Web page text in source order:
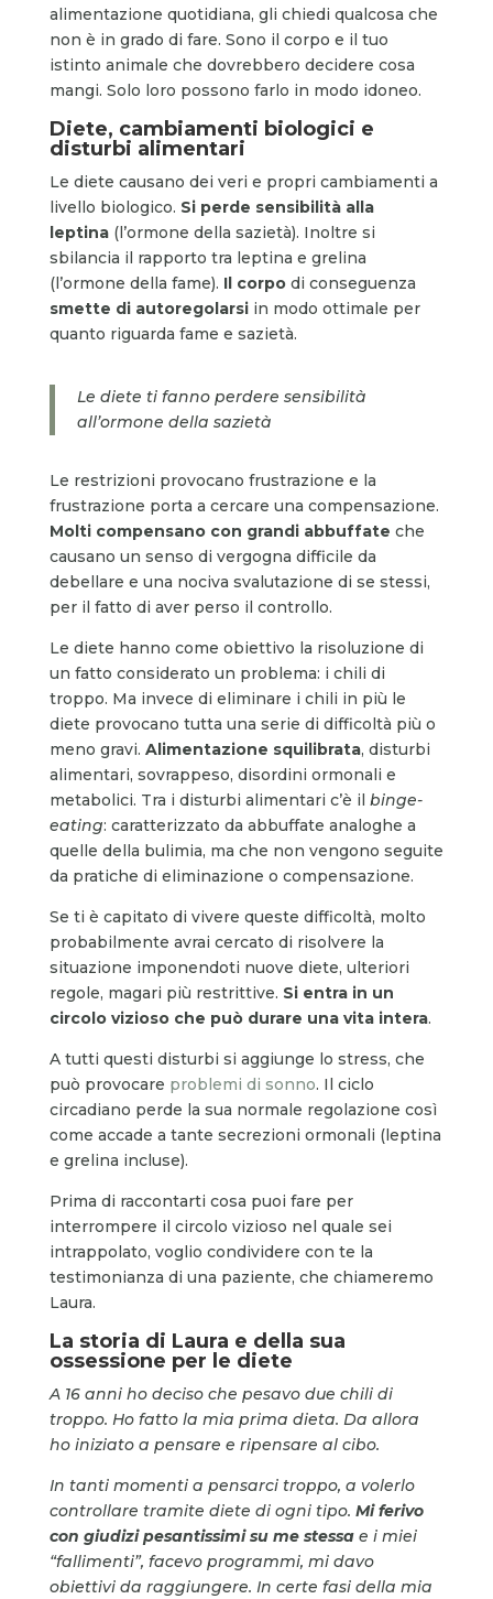
alimentazione quotidiana, gli chiedi qualcosa che
non è in grado di fare. Sono il corpo e il tuo
istinto animale che dovrebbero decidere cosa
mangi. Solo loro possono farlo in modo idoneo.
Diete, cambiamenti biologici e
disturbi alimentari
Le diete causano dei veri e propri cambiamenti a
livello biologico. Si perde sensibilità alla
leptina (l’ormone della sazietà). Inoltre si
sbilancia il rapporto tra leptina e grelina
(l’ormone della fame). Il corpo di conseguenza
smette di autoregolarsi in modo ottimale per
quanto riguarda fame e sazietà.
Le diete ti fanno perdere sensibilità
all’ormone della sazietà
Le restrizioni provocano frustrazione e la
frustrazione porta a cercare una compensazione.
Molti compensano con grandi abbuffate che
causano un senso di vergogna difficile da
debellare e una nociva svalutazione di se stessi,
per il fatto di aver perso il controllo.
Le diete hanno come obiettivo la risoluzione di
un fatto considerato un problema: i chili di
troppo. Ma invece di eliminare i chili in più le
diete provocano tutta una serie di difficoltà più o
meno gravi. Alimentazione squilibrata, disturbi
alimentari, sovrappeso, disordini ormonali e
metabolici. Tra i disturbi alimentari c’è il binge-
eating: caratterizzato da abbuffate analoghe a
quelle della bulimia, ma che non vengono seguite
da pratiche di eliminazione o compensazione.
Se ti è capitato di vivere queste difficoltà, molto
probabilmente avrai cercato di risolvere la
situazione imponendoti nuove diete, ulteriori
regole, magari più restrittive. Si entra in un
circolo vizioso che può durare una vita intera.
A tutti questi disturbi si aggiunge lo stress, che
può provocare problemi di sonno. Il ciclo
circadiano perde la sua normale regolazione così
come accade a tante secrezioni ormonali (leptina
e grelina incluse).
Prima di raccontarti cosa puoi fare per
interrompere il circolo vizioso nel quale sei
intrappolato, voglio condividere con te la
testimonianza di una paziente, che chiameremo
Laura.
La storia di Laura e della sua
ossessione per le diete
A 16 anni ho deciso che pesavo due chili di
troppo. Ho fatto la mia prima dieta. Da allora
ho iniziato a pensare e ripensare al cibo.
In tanti momenti a pensarci troppo, a volerlo
controllare tramite diete di ogni tipo. Mi ferivo
con giudizi pesantissimi su me stessa e i miei
“fallimenti”, facevo programmi, mi davo
obiettivi da raggiungere. In certe fasi della mia